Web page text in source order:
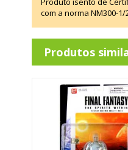
com a norma NM300-
Produtos